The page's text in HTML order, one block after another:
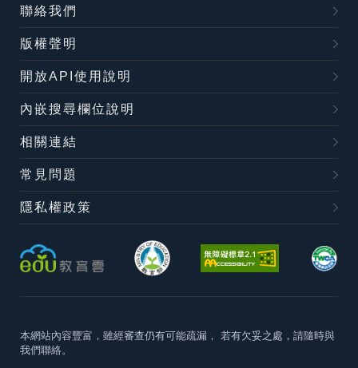
聯絡我們
版權聲明
開放API使用說明
內嵌搜尋欄位說明
相關連結
常見問題
隱私權政策
本網站內容豐富，雖經審查仍有可能疏漏， 若有欠妥之處，請隨時與
我們聯絡。